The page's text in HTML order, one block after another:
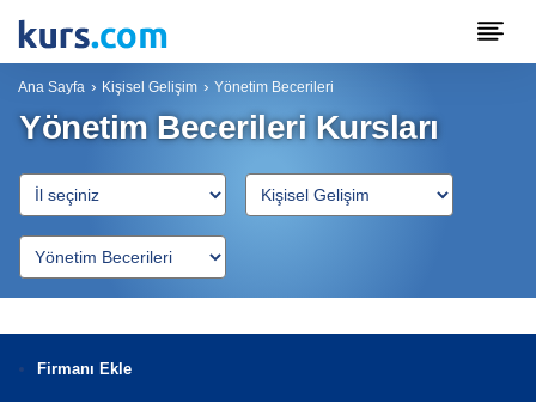
Ana Sayfa Kişisel Gelişim Yönetim Becerileri
Yönetim Becerileri Kursları
Firmanı Ekle